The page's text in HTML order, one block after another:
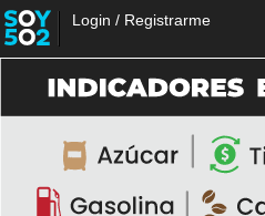
Login / Registrarme